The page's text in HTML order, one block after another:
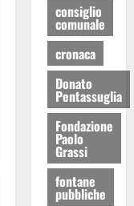
consiglio
comunale
cronaca
Donato
Pentassuglia
Fondazione
Paolo
Grassi
fontane
pubbliche